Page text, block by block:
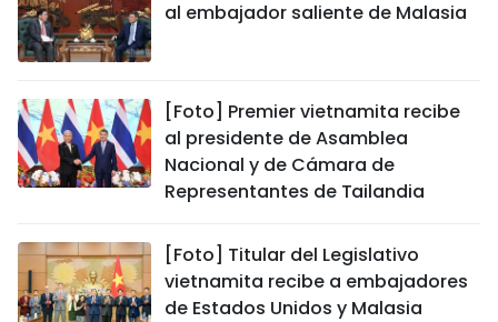
al embajador saliente de Malasia
[Foto] Premier vietnamita recibe
al presidente de Asamblea
Nacional y de Cámara de
Representantes de Tailandia
[Foto] Titular del Legislativo
vietnamita recibe a embajadores
de Estados Unidos y Malasia